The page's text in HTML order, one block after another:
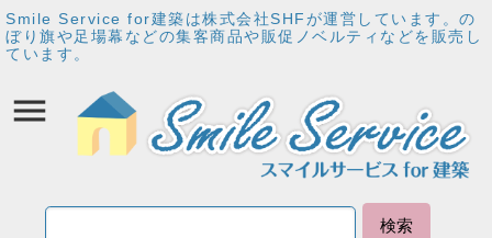
Smile Service for建築は株式会社SHFが運営しています。の
ぼり旗や足場幕などの集客商品や販促ノベルティなどを販売し
ています。
検索